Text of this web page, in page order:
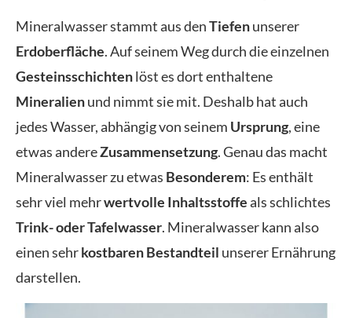
Mineralwasser stammt aus denTiefenunserer
Erdoberfläche. Auf seinem Weg durch die einzelnen
Gesteinsschichtenlöst es dort enthaltene
Mineralienund nimmt sie mit. Deshalb hat auch
jedes Wasser, abhängig von seinem Ursprung, eine
etwas andereZusammensetzung. Genau das macht
Mineralwasser zu etwas Besonderem: Es enthält
sehr viel mehrwertvolle Inhaltsstoffeals schlichtes
Trink- oder Tafelwasser. Mineralwasser kann also
einen sehrkostbaren Bestandteil unserer Ernährung
darstellen.